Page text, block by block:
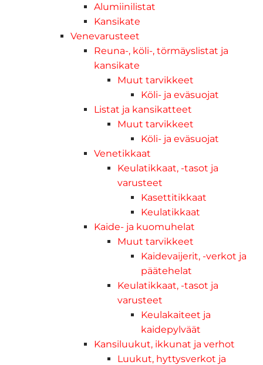
Alumiinilistat
Kansikate
Venevarusteet
Reuna-, köli-, törmäyslistat ja
kansikate
Muut tarvikkeet
Köli- ja eväsuojat
Listat ja kansikatteet
Muut tarvikkeet
Köli- ja eväsuojat
Venetikkaat
Keulatikkaat, -tasot ja
varusteet
Kasettitikkaat
Keulatikkaat
Kaide- ja kuomuhelat
Muut tarvikkeet
Kaidevaijerit, -verkot ja
päätehelat
Keulatikkaat, -tasot ja
varusteet
Keulakaiteet ja
kaidepylväät
Kansiluukut, ikkunat ja verhot
Luukut, hyttysverkot ja